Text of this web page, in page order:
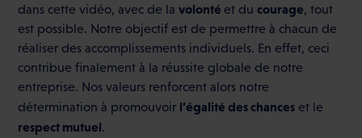
dans cette vidéo, avec de lavolonté et ducourage, tout
est possible. Notre objectif est de permettre à chacun de
réaliser des accomplissements individuels. En effet, ceci
contribue finalement à la réussite globale de notre
entreprise. Nos valeurs renforcent alors notre
détermination à promouvoir l’égalité des chances et le
respect mutuel.